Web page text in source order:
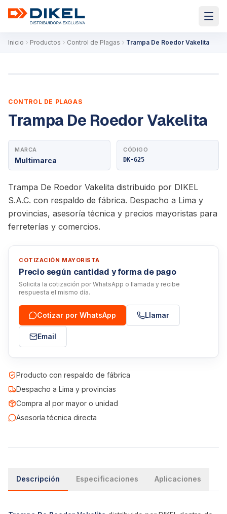
Inicio Productos Control de Plagas Trampa De Roedor Vakelita
CONTROL DE PLAGAS
Trampa De Roedor Vakelita
MARCA
Multimarca
CÓDIGO
DK-625
Trampa De Roedor Vakelita distribuido por DIKEL
S.A.C. con respaldo de fábrica. Despacho a Lima y
provincias, asesoría técnica y precios mayoristas para
ferreterías y comercios.
COTIZACIÓN MAYORISTA
Precio según cantidad y forma de pago
Solicita la cotización por WhatsApp o llamada y recibe
respuesta el mismo día.
Cotizar por WhatsApp Llamar
Email
Producto con respaldo de fábrica
Despacho a Lima y provincias
Compra al por mayor o unidad
Asesoría técnica directa
Descripción Especificaciones Aplicaciones